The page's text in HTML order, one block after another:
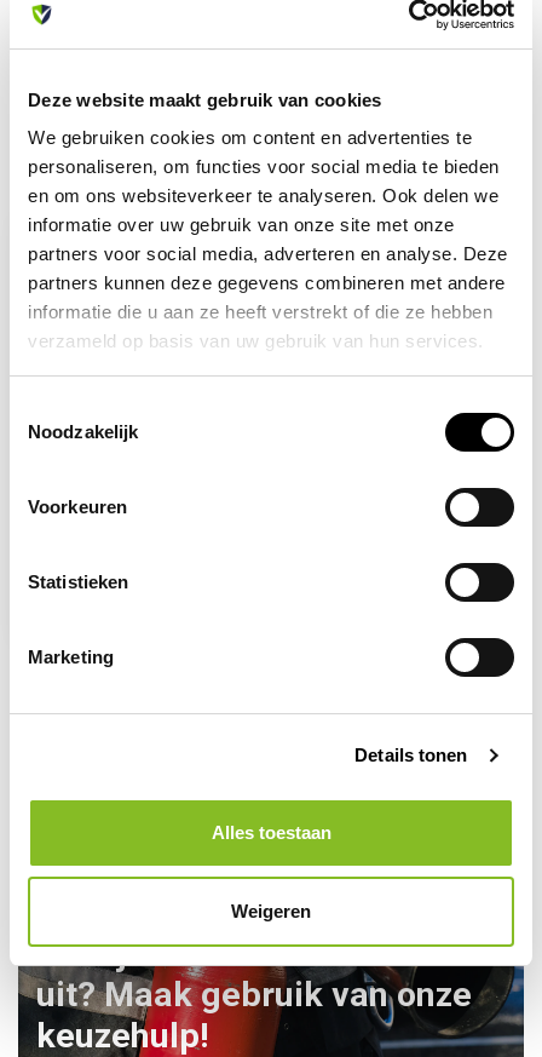
Deze website maakt gebruik van cookies
We gebruiken cookies om content en advertenties te
personaliseren, om functies voor social media te bieden
en om ons websiteverkeer te analyseren. Ook delen we
informatie over uw gebruik van onze site met onze
partners voor social media, adverteren en analyse. Deze
partners kunnen deze gegevens combineren met andere
informatie die u aan ze heeft verstrekt of die ze hebben
verzameld op basis van uw gebruik van hun services.
Noodzakelijk
Voorkeuren
Statistieken
Marketing
Details tonen
Alles toestaan
Weigeren
Recent bekeken
-10%
Kom je er toch niet helemaal
uit? Maak gebruik van onze
keuzehulp!